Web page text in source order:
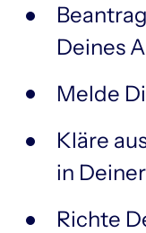
Deines
Melde
Kläre
in
Richte